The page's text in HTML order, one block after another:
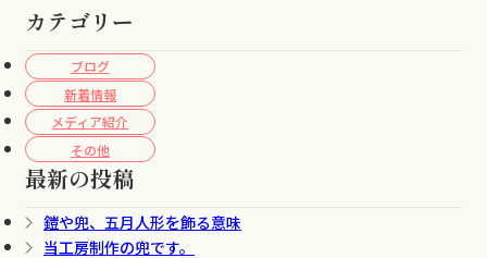
カテゴリー
ブログ
新着情報
メディア紹介
その他
最新の投稿
鎧や兜、五月人形を飾る意味
当工房制作の兜です。